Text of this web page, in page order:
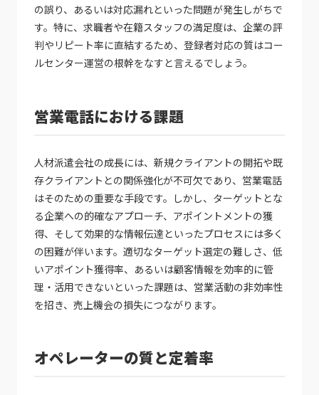
の誤り、あるいは対応漏れといった問題が発生しがちで
す。特に、求職者や在籍スタッフの満足度は、企業の評
判やリピート率に直結するため、登録者対応の質はコー
ルセンター運営の根幹をなすと言えるでしょう。
営業電話における課題
人材派遣会社の成長には、新規クライアントの開拓や既
存クライアントとの関係強化が不可欠であり、営業電話
はそのための重要な手段です。しかし、ターゲットとな
る企業への的確なアプローチ、アポイントメントの獲
得、そして効果的な情報伝達といったプロセスには多く
の困難が伴います。適切なターゲット選定の難しさ、低
いアポイント獲得率、あるいは顧客情報を効率的に管
理・活用できないといった課題は、営業活動の非効率性
を招き、売上機会の損失につながります。
オペレーターの質と定着率